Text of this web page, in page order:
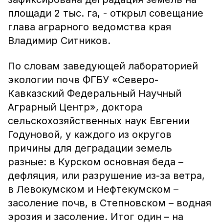
площади 2 тыс. га, - открыл совещание
глава аграрного ведомства края
Владимир Ситников.
По словам заведующей лабораторией
экологии почв ФГБУ «Северо-
Кавказский Федеральный Научный
Аграрный Центр», доктора
сельскохозяйственных наук Евгении
Годуновой, у каждого из округов
причины для деградации земель
разные: в Курском основная беда –
дефляция, или разрушение из-за ветра,
в Левокумском и Нефтекумском –
засоление почв, в Степновском – водная
эрозия и засоление. Итог один – на